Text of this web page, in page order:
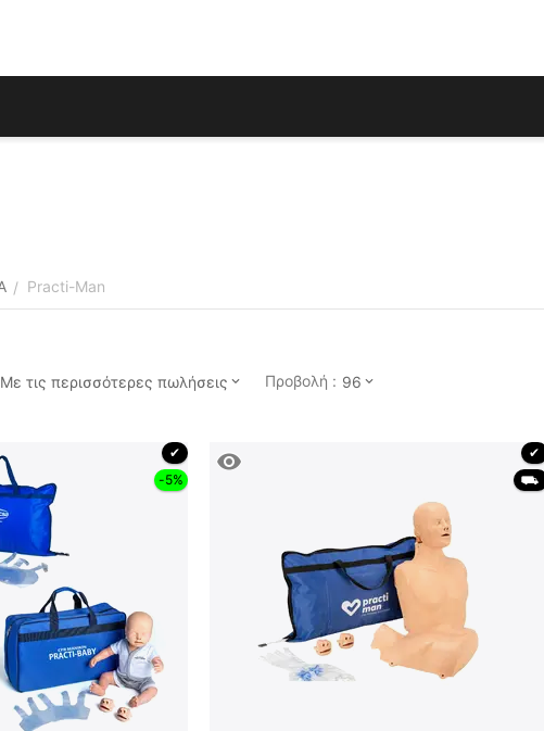
/ Practi-Man
Με τις περισσότερες πωλήσεις Προβολή : 96
✔
-5%
✔
⛟